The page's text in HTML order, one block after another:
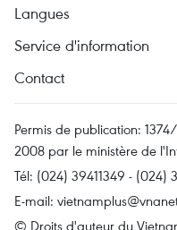
Langues
Service d'information
Contact
Permis de publication:
2008 par le ministère de
Tél: (024) 39411349 - (024)
E-mail:
© Droits d'auteur du